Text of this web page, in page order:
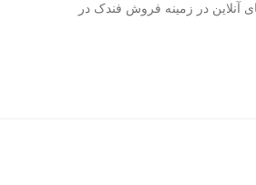
آنلاین در زمینه فروش فندک در